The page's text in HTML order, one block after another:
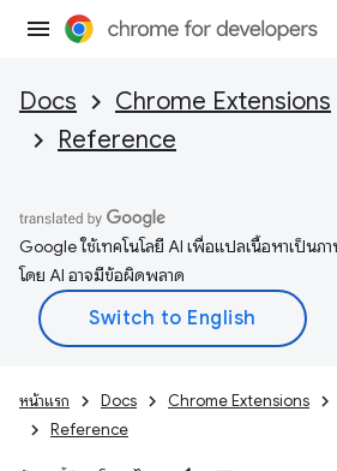
Docs Chrome Extensions
Reference
Google ใช้เทคโนโลยี AI เพื่อแปลเนื้อหาเป็น
โดย AI อาจมีข้อผิดพลาด
หน้าแรก Docs Chrome Extensions
Reference